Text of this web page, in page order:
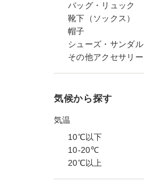
バッグ・リュック
靴下（ソックス）
帽子
シューズ・サンダル
その他アクセサリー
気候から探す
気温
10℃以下
10-20℃
20℃以上